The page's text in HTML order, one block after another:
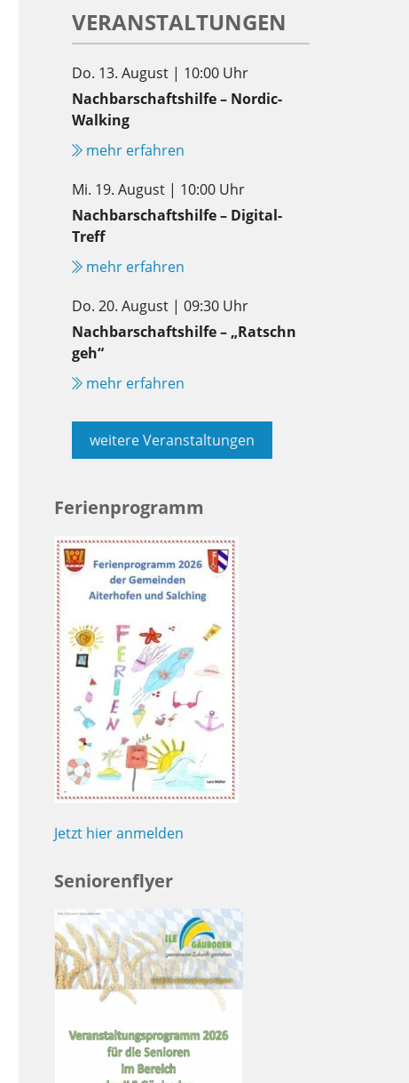
VERANSTALTUNGEN
Do. 13. August | 10:00 Uhr
Nachbarschaftshilfe – Nordic-
Walking
mehr erfahren
Mi. 19. August | 10:00 Uhr
Nachbarschaftshilfe – Digital-
Treff
mehr erfahren
Do. 20. August | 09:30 Uhr
Nachbarschaftshilfe – „Ratschn
geh“
mehr erfahren
weitere Veranstaltungen
Ferienprogramm
Jetzt hier anmelden
Seniorenflyer